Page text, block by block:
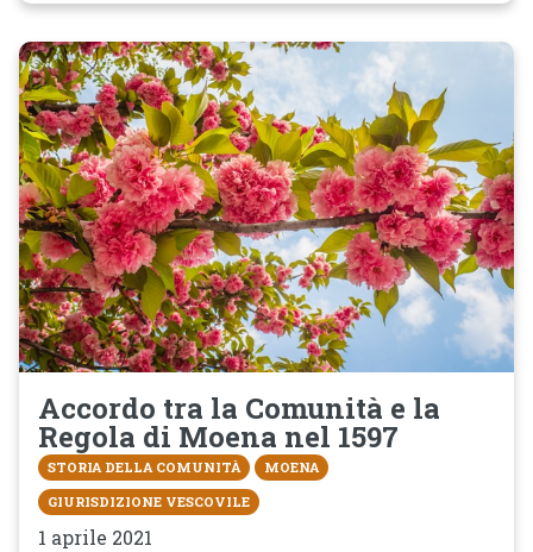
Accordo tra la Comunità e la
Regola di Moena nel 1597
STORIA DELLA COMUNITÀ
MOENA
GIURISDIZIONE VESCOVILE
1 aprile 2021